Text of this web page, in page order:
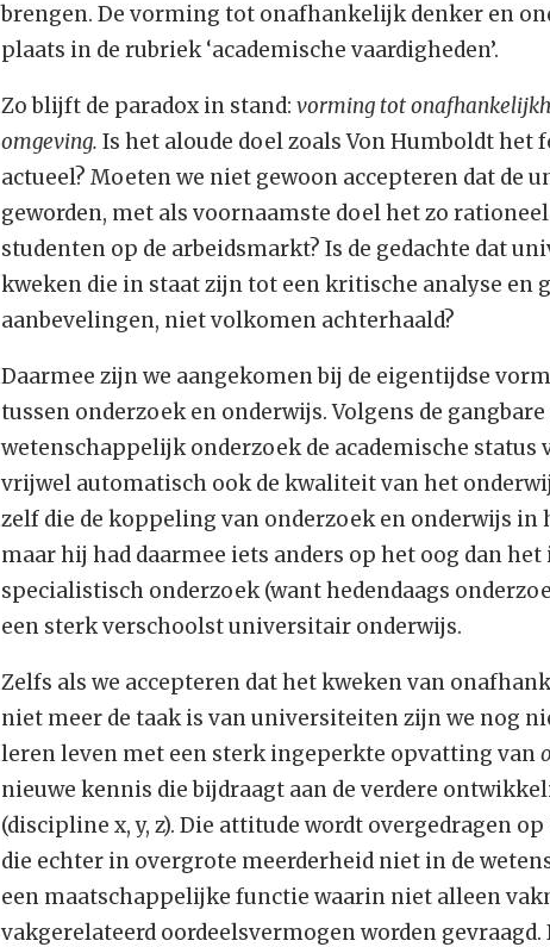
brengen. De vorming tot onafhankelijk denker en
plaats in de rubriek ‘academische vaardigheden’.
Zo blijft de paradox in stand: vorming tot
omgeving. Is het aloude doel zoals Von Humboldt
actueel? Moeten we niet gewoon accepteren dat de
geworden, met als voornaamste doel het zo
studenten op de arbeidsmarkt? Is de gedachte dat
kweken die in staat zijn tot een kritische analyse en
aanbevelingen, niet volkomen achterhaald?
Daarmee zijn we aangekomen bij de eigentijdse
tussen onderzoek en onderwijs. Volgens de
wetenschappelijk onderzoek de academische status
vrijwel automatisch ook de kwaliteit van het
zelf die de koppeling van onderzoek en onderwijs in
maar hij had daarmee iets anders op het oog dan
specialistisch onderzoek (want hedendaags
een sterk verschoolst universitair onderwijs.
Zelfs als we accepteren dat het kweken van
niet meer de taak is van universiteiten zijn we nog
leren leven met een sterk ingeperkte opvatting van
nieuwe kennis die bijdraagt aan de verdere
(discipline x, y, z). Die attitude wordt overgedragen
die echter in overgrote meerderheid niet in de
een maatschappelijke functie waarin niet alleen
vakgerelateerd oordeelsvermogen worden